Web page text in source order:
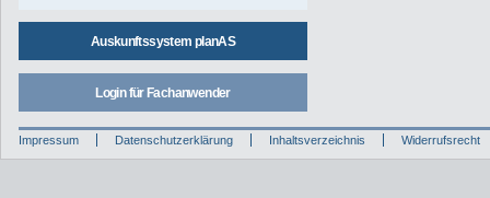
Auskunftssystem planAS
Login für Fachanwender
Impressum Datenschutzerklärung Inhaltsverzeichnis Widerrufsrecht